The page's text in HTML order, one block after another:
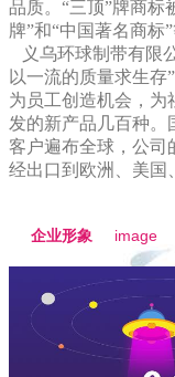
品质。“三顶”牌商标
牌”和“中国著名商标
义乌环球制带有限
以一流的质量求生存
为员工创造机会，为
发的新产品几百种。
客户遍布全球，公司
经出口到欧洲、美国
企业形象 image